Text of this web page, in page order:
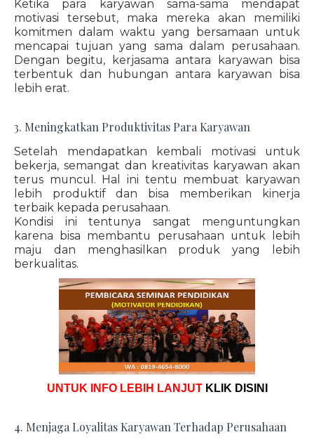
Ketika para karyawan sama-sama mendapat
motivasi tersebut, maka mereka akan memiliki
komitmen dalam waktu yang bersamaan untuk
mencapai tujuan yang sama dalam perusahaan.
Dengan begitu, kerjasama antara karyawan bisa
terbentuk dan hubungan antara karyawan bisa
lebih erat.
3. Meningkatkan Produktivitas Para Karyawan
Setelah mendapatkan kembali motivasi untuk
bekerja, semangat dan kreativitas karyawan akan
terus muncul. Hal ini tentu membuat karyawan
lebih produktif dan bisa memberikan kinerja
terbaik kepada perusahaan.
Kondisi ini tentunya sangat menguntungkan
karena bisa membantu perusahaan untuk lebih
maju dan menghasilkan produk yang lebih
berkualitas.
UNTUK INFO LEBIH LANJUT KLIK DISINI
4. Menjaga Loyalitas Karyawan Terhadap Perusahaan